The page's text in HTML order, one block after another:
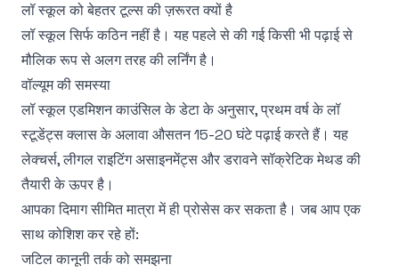
लॉ स्कूल को बेहतर टूल्स की ज़रूरत क्यों है
लॉ स्कूल सिर्फ कठिन नहीं है। यह पहले से की गई किसी भी पढ़ाई से
मौलिक रूप से अलग तरह की लर्निंग है।
वॉल्यूम की समस्या
लॉ स्कूल एडमिशन काउंसिल के डेटाके अनुसार, प्रथम वर्ष के लॉ
स्टूडेंट्स क्लास के अलावा औसतन 15-20 घंटे पढ़ाई करते हैं। यह
लेक्चर्स, लीगल राइटिंग असाइनमेंट्स और डरावने सॉक्रेटिक मेथड की
तैयारी के ऊपर है।
आपका दिमाग सीमित मात्रा में ही प्रोसेस कर सकता है। जब आप एक
साथ कोशिश कर रहे हों:
जटिल कानूनी तर्क को समझना